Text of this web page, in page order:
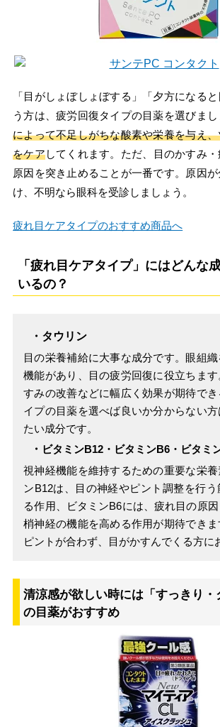
「目がしょぼしょぼする」「夕方になる
う方は、疲労回復タイプの目薬を選びまし
によって不足しがちな酸素や栄養を与え
をケアしてくれます。ただ、目のかすみ・
原因を突き止めることが一番です。原因
け、不明なら眼科を受診しましょう。
疲れ目ケアタイプのおすすめ商品へ
「疲れ目ケアタイプ」にはどんな
いるの？
・タウリン
目の栄養補給に大事な成分です。眼組
機能があり、目の疲労回復に役立ちま
すみの改善などに幅広く効果が期待で
イプの目薬を選べば良いか分からない
たい成分です。
・ ビタミンB12・ビタミンB6・ビタミ
視神経機能を維持するための重要な栄養
ンB12は、目の神経やピント調整を行
る作用、ビタミンB6には、疲れ目の原
梢神経の機能を高める作用が期待でき
ピントが合わず、目がかすんでくる方に
清涼感が欲しい時には「すっきり・
の目薬がおすすめ